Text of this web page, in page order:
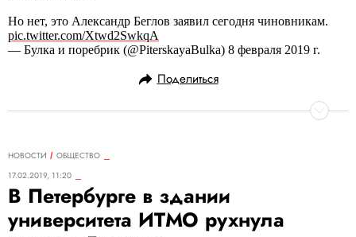
Но нет, это Александр Беглов заявил сегодня чиновникам.
pic.twitter.com/Xtwd2SwkqA
— Булка и поребрик (@PiterskayaBulka) 8 февраля 2019 г.
Поделиться
НОВОСТИ
ОБЩЕСТВО
17.02.2019, 11:20
В Петербурге в здании
университета ИТМО рухнула